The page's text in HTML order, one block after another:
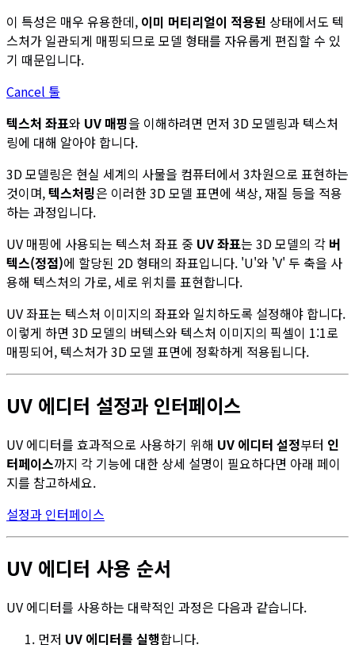
이 특성은 매우 유용한데, 이미 머티리얼이 적용된 상태에서도 텍
스처가 일관되게 매핑되므로 모델 형태를 자유롭게 편집할 수 있
기 때문입니다.
Cancel 툴
텍스처 좌표와 UV 매핑을 이해하려면 먼저 3D 모델링과 텍스처
링에 대해 알아야 합니다.
3D 모델링은 현실 세계의 사물을 컴퓨터에서 3차원으로 표현하는
것이며,텍스처링은 이러한 3D 모델 표면에 색상, 재질 등을 적용
하는 과정입니다.
UV 매핑에 사용되는 텍스처 좌표 중 UV 좌표는 3D 모델의 각 버
텍스(정점)에 할당된 2D 형태의 좌표입니다. 'U'와 'V' 두 축을 사
용해 텍스처의 가로, 세로 위치를 표현합니다.
UV 좌표는 텍스처 이미지의 좌표와 일치하도록 설정해야 합니다.
이렇게 하면 3D 모델의 버텍스와 텍스처 이미지의 픽셀이 1:1로
매핑되어, 텍스처가 3D 모델 표면에 정확하게 적용됩니다.
UV 에디터 설정과 인터페이스
UV 에디터를 효과적으로 사용하기 위해 UV 에디터 설정부터 인
터페이스까지 각 기능에 대한 상세 설명이 필요하다면 아래 페이
지를 참고하세요.
설정과 인터페이스
UV 에디터 사용 순서
UV 에디터를 사용하는 대략적인 과정은 다음과 같습니다.
먼저 UV 에디터를 실행합니다.